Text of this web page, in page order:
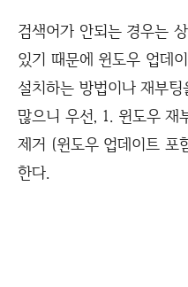
검색어가 안되는 경우는
있기 때문에 윈도우 업데
설치하는 방법이나 재부
많으니 우선, 1. 윈도우 재
제거 (윈도우 업데이트 포
한다.